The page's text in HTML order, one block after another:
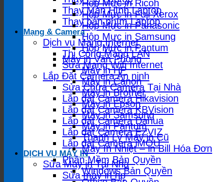
Thay Màn Hình Laptop
Thay bàn phím Laptop
Mạng & Camera
Dịch vụ Mạng Internet
Thi Công Mạng LAN
Sửa Mạng Wifi Internet
Lắp Đặt Camera An ninh
Sửa Chữa Camera Tại Nhà
Lắp đặt Camera Hikavision
Lắp đặt Camera KBVision
Lắp đặt Camera Dahua
Lắp đặt Camera EZVIZ
Lắp đặt Camera iMOU
DỊCH VỤ MÁY IN
Sửa Máy in Tại Nhà
Sửa máy in hp
Hộp Mực in Ricoh
Hộp Mực in Fuji Xerox
Hộp Mực in Panasonic
Hộp Mực in Samsung
Hộp Mực in Pantum
Máy in Văn Phòng
Máy in HP
Máy in Canon
Máy in Brother
Máy in Epson
Máy in Samsung
Máy in Pantum
Thanh Lý Máy in Cũ
Máy In Nhiệt – in Bill Hóa Đơn
Phần Mềm Bản Quyền
Windows Bản Quyền